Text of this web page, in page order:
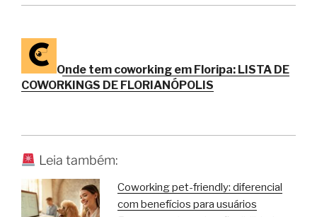
Onde tem coworking em Floripa: LISTA DE
COWORKINGS DE FLORIANÓPOLIS
Leia também:
Coworking pet-friendly: diferencial
com benefícios para usuários